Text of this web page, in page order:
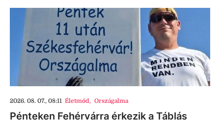
2026. 08. 07., 08:11 Életmód, Országalma
Pénteken Fehérvárra érkezik a Táblás